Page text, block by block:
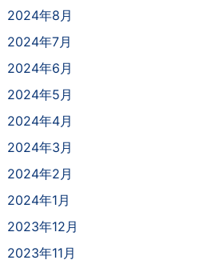
2024年8月
2024年7月
2024年6月
2024年5月
2024年4月
2024年3月
2024年2月
2024年1月
2023年12月
2023年11月